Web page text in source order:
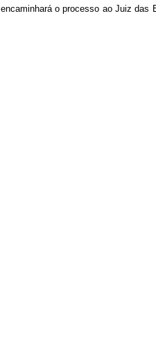
o processo ao Juiz